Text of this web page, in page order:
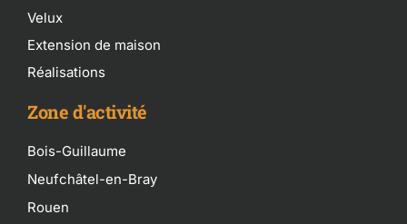
Velux
Extension de maison
Réalisations
Zone d'activité
Bois-Guillaume
Neufchâtel-en-Bray
Rouen